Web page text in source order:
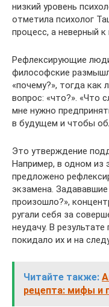
низкий уровень
отметила психолог
процесс, а неверный к
Рефлексирующие
философские
«почему?», тогда как
вопрос: «что?». «Что
мне нужно
в будущем и чтобы
Это утверждение
Например, в одном из
предложено
экзамена.
произошло?»,
ругали себя за
неудачу. В
покидало их и на
Читайте также:
рецепта: мифы и